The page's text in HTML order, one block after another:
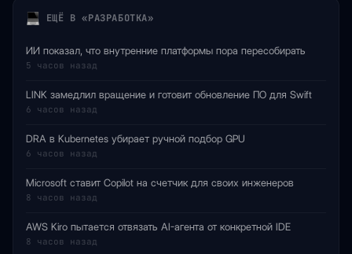
ЕЩЁ В «РАЗРАБОТКА»
ИИ показал, что внутренние платформы пора пересобирать
5 часов назад
LINK замедлил вращение и готовит обновление ПО для Swift
6 часов назад
DRA в Kubernetes убирает ручной подбор GPU
6 часов назад
Microsoft ставит Copilot на счетчик для своих инженеров
8 часов назад
AWS Kiro пытается отвязать AI-агента от конкретной IDE
8 часов назад